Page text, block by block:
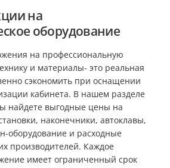
на
оборудование
на профессиональную
и материалы- это реальная
сэкономить при оснащении
кабинета. В нашем разделе
найдете выгодные цены на
наконечники, автоклавы,
оборудование и расходные
производителей. Каждое
имеет ограниченный срок